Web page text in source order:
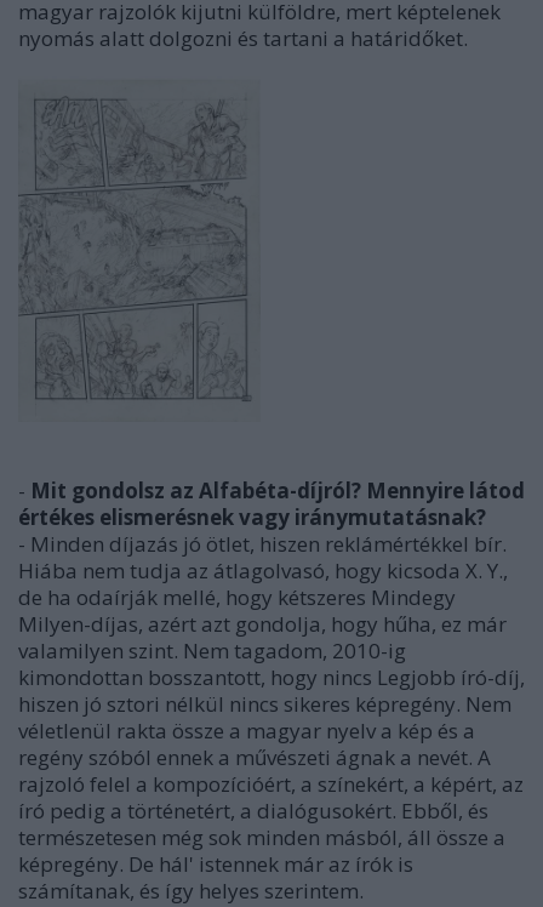
magyar rajzolók kijutni külföldre, mert képtelenek
nyomás alatt dolgozni és tartani a határidőket.
- Mit gondolsz az Alfabéta-díjról? Mennyire látod
értékes elismerésnek vagy iránymutatásnak?
- Minden díjazás jó ötlet, hiszen reklámértékkel bír.
Hiába nem tudja az átlagolvasó, hogy kicsoda X. Y.,
de ha odaírják mellé, hogy kétszeres Mindegy
Milyen-díjas, azért azt gondolja, hogy hűha, ez már
valamilyen szint. Nem tagadom, 2010-ig
kimondottan bosszantott, hogy nincs Legjobb író-díj,
hiszen jó sztori nélkül nincs sikeres képregény. Nem
véletlenül rakta össze a magyar nyelv a kép és a
regény szóból ennek a művészeti ágnak a nevét. A
rajzoló felel a kompozícióért, a színekért, a képért, az
író pedig a történetért, a dialógusokért. Ebből, és
természetesen még sok minden másból, áll össze a
képregény. De hál' istennek már az írók is
számítanak, és így helyes szerintem.